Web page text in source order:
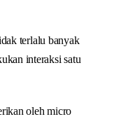
terlalu banyak
interaksi satu
oleh micro